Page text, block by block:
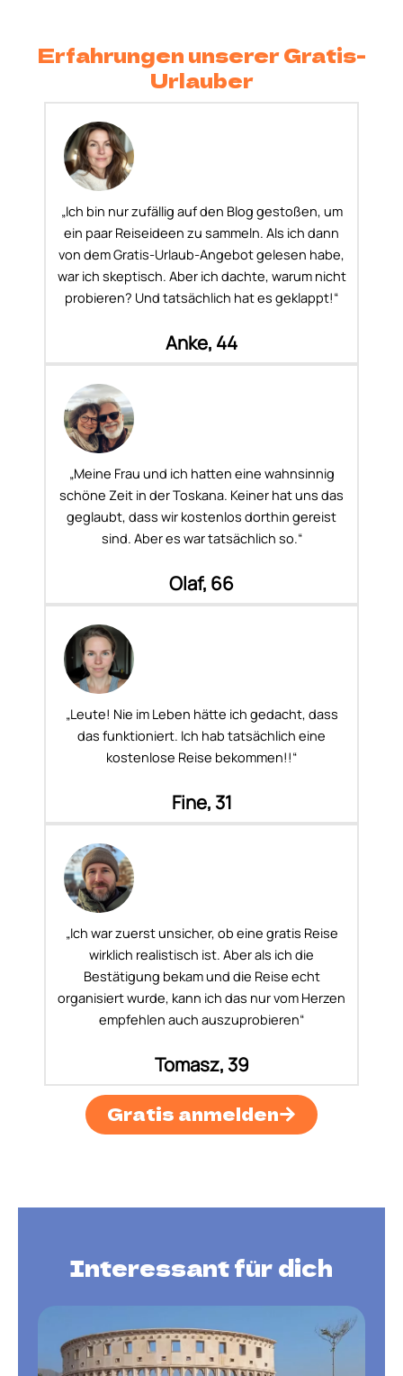
Erfahrungen unserer Gratis-
Urlauber
„Ich bin nur zufällig auf den Blog gestoßen, um
ein paar Reiseideen zu sammeln. Als ich dann
von dem Gratis-Urlaub-Angebot gelesen habe,
war ich skeptisch. Aber ich dachte, warum nicht
probieren? Und tatsächlich hat es geklappt!“
Anke, 44
„Meine Frau und ich hatten eine wahnsinnig
schöne Zeit in der Toskana. Keiner hat uns das
geglaubt, dass wir kostenlos dorthin gereist
sind. Aber es war tatsächlich so.“
Olaf, 66
„Leute! Nie im Leben hätte ich gedacht, dass
das funktioniert. Ich hab tatsächlich eine
kostenlose Reise bekommen!!“
Fine, 31
„Ich war zuerst unsicher, ob eine gratis Reise
wirklich realistisch ist. Aber als ich die
Bestätigung bekam und die Reise echt
organisiert wurde, kann ich das nur vom Herzen
empfehlen auch auszuprobieren“
Tomasz, 39
Gratis anmelden
Interessant für dich